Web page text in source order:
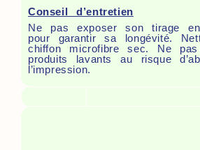
Conseil d’entretien
Ne pas exposer son tirage
pour garantir sa longévité.
chiffon microfibre sec. Ne
produits lavants au risque
l’impression.